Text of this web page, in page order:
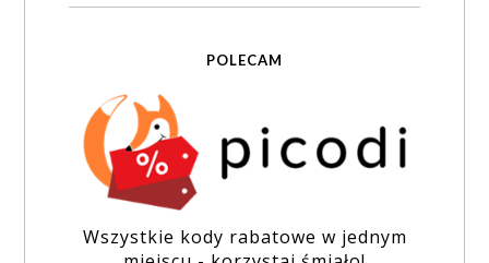
POLECAM
Wszystkie kody rabatowe w jednym